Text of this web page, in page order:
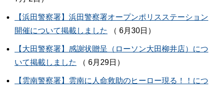
【浜田警察署】浜田警察署オープンポリスステーション
開催について掲載しました
（ 6月30日）
【大田警察署】感謝状贈呈（ローソン大田柳井店）につ
いて掲載しました
（ 6月29日）
【雲南警察署】雲南に人命救助のヒーロー現る！！につ